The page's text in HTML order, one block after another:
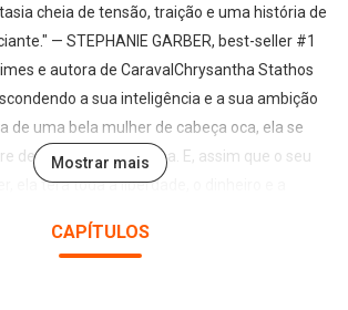
cheia de tensão, traição e uma história de
— STEPHANIE GARBER, best-seller #1
e autora de CaravalChrysantha Stathos
a sua inteligência e a sua ambição
de uma bela mulher de cabeça oca, ela se
desejou: uma duquesa. E, assim que o seu
ela terá toda a liberdade, o dinheiro e a
um homem dizendo ser neto de seu
Mostrar mais
CAPÍTULOS